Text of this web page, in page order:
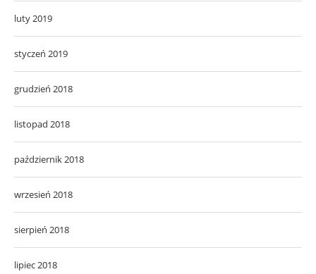
luty 2019
styczeń 2019
grudzień 2018
listopad 2018
październik 2018
wrzesień 2018
sierpień 2018
lipiec 2018